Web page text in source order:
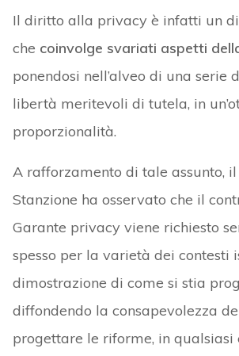
Il diritto alla privacy è infatti un
che coinvolge svariati aspetti
ponendosi nell’alveo di una serie
libertà meritevoli di tutela, in
proporzionalità.
A rafforzamento di tale assunto,
Stanzione ha osservato che il
Garante privacy viene richiesto
spesso per la varietà dei contesti
dimostrazione di come si stia
diffondendo la consapevolezza
progettare le riforme, in qualsiasi